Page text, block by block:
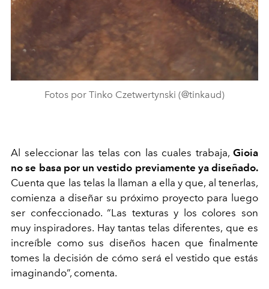
Fotos por Tinko Czetwertynski (@tinkaud)
Al seleccionar las telas con las cuales trabaja, Gioia
no se basa por un vestido previamente ya diseñado.
Cuenta que las telas la llaman a ella y que, al tenerlas,
comienza a diseñar su próximo proyecto para luego
ser confeccionado. “Las texturas y los colores son
muy inspiradores. Hay tantas telas diferentes, que es
increíble como sus diseños hacen que finalmente
tomes la decisión de cómo será el vestido que estás
imaginando”, comenta.